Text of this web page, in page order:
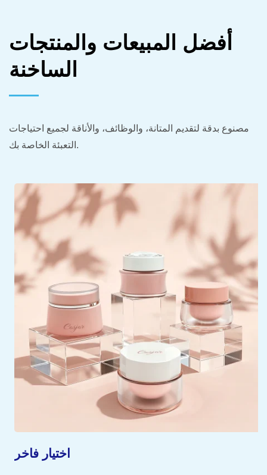
أفضل المبيعات والمنتجات
الساخنة
مصنوع بدقة لتقديم المتانة، والوظائف، والأناقة لجميع احتياجات
التعبئة الخاصة بك.
اختيار فاخر